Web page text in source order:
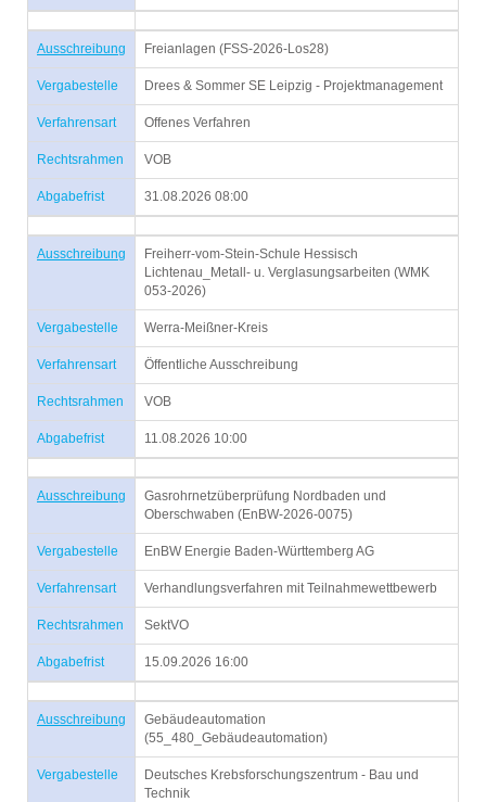
Ausschreibung Freianlagen (FSS-2026-Los28)
Vergabestelle Drees & Sommer SE Leipzig - Projektmanagement
Verfahrensart Offenes Verfahren
Rechtsrahmen VOB
Abgabefrist 31.08.2026 08:00
Ausschreibung
Freiherr-vom-Stein-Schule Hessisch
Lichtenau_Metall- u. Verglasungsarbeiten (WMK
053-2026)
Vergabestelle Werra-Meißner-Kreis
Verfahrensart Öffentliche Ausschreibung
Rechtsrahmen VOB
Abgabefrist 11.08.2026 10:00
Ausschreibung
Gasrohrnetzüberprüfung Nordbaden und
Oberschwaben (EnBW-2026-0075)
Vergabestelle EnBW Energie Baden-Württemberg AG
Verfahrensart Verhandlungsverfahren mit Teilnahmewettbewerb
Rechtsrahmen SektVO
Abgabefrist 15.09.2026 16:00
Ausschreibung
Gebäudeautomation
(55_480_Gebäudeautomation)
Vergabestelle
Deutsches Krebsforschungszentrum - Bau und
Technik